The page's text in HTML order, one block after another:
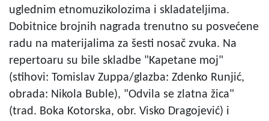
uglednim etnomuzikolozima i skladateljima.
Dobitnice brojnih nagrada trenutno su posvećene
radu na materijalima za šesti nosač zvuka. Na
repertoaru su bile skladbe "Kapetane moj"
(stihovi: Tomislav Zuppa/glazba: Zdenko Runjić,
obrada: Nikola Buble), "Odvila se zlatna žica"
(trad. Boka Kotorska, obr. Visko Dragojević) i